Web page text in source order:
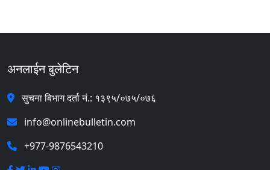
अनलाईन बुलेटिन
सुचना बिभाग दर्ता नं.: १३९५/०७५/०७६
info@onlinebulletin.com
+977-9876543210